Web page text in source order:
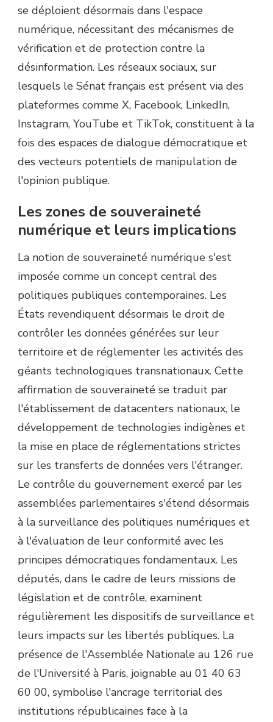
se déploient désormais dans l'espace
numérique, nécessitant des mécanismes de
vérification et de protection contre la
désinformation. Les réseaux sociaux, sur
lesquels le Sénat français est présent via des
plateformes comme X, Facebook, LinkedIn,
Instagram, YouTube et TikTok, constituent à la
fois des espaces de dialogue démocratique et
des vecteurs potentiels de manipulation de
l'opinion publique.
Les zones de souveraineté
numérique et leurs implications
La notion de souveraineté numérique s'est
imposée comme un concept central des
politiques publiques contemporaines. Les
États revendiquent désormais le droit de
contrôler les données générées sur leur
territoire et de réglementer les activités des
géants technologiques transnationaux. Cette
affirmation de souveraineté se traduit par
l'établissement de datacenters nationaux, le
développement de technologies indigènes et
la mise en place de réglementations strictes
sur les transferts de données vers l'étranger.
Le contrôle du gouvernement exercé par les
assemblées parlementaires s'étend désormais
à la surveillance des politiques numériques et
à l'évaluation de leur conformité avec les
principes démocratiques fondamentaux. Les
députés, dans le cadre de leurs missions de
législation et de contrôle, examinent
régulièrement les dispositifs de surveillance et
leurs impacts sur les libertés publiques. La
présence de l'Assemblée Nationale au 126 rue
de l'Université à Paris, joignable au 01 40 63
60 00, symbolise l'ancrage territorial des
institutions républicaines face à la